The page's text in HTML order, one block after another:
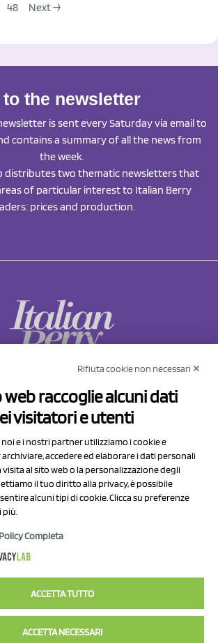
48 Next →
the newsletter
is sent every Saturday via email to
contains a summary of all the news from
the week.
distributes two thematic newsletters that
of particular interest to Italian Berry
prices and production.
Prov.le Sassuolo Vignola 315/1
41057 Spilamberto (MO)
P.I/C.F. 01041460369
REA: MO 208553
sociale Euro 50.000,00 i.v.
Rifiuta cookie non necessari ✕
raccoglie alcuni dati
visitatori e utenti
e i nostri partner utilizziamo i cookie e
accedere ed elaborare i dati personali
visita al sito web o la personalizzazione degli
il tuo diritto alla privacy, è possibile
alcuni tipi di cookie. Clicca su preferenze
più.
Completa
ACCETTA TUTTO
ACCETTA NECESSARI